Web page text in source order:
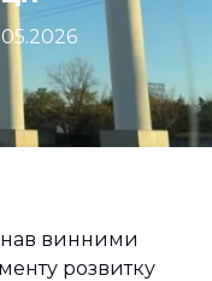
винними
розвитку